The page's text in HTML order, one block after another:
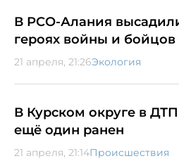
В РСО-Алания
героях войны и
21 апреля, 21:26Экология
В Курском округе в
ещё один ранен
21 апреля, 21:14Происшествия